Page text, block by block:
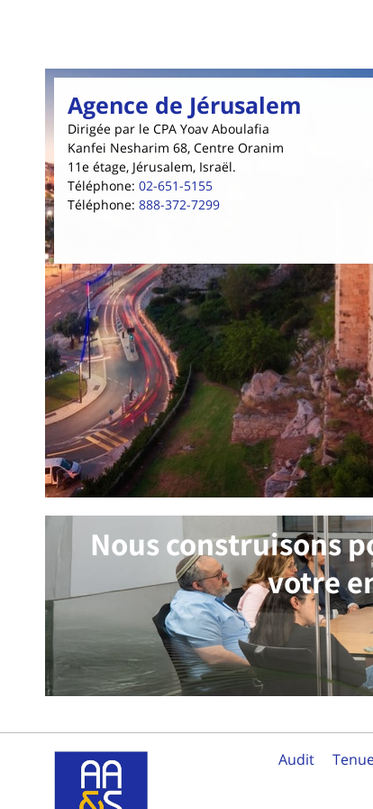
Agence de Jérusalem
Dirigée par le CPA Yoav Aboulafia
Kanfei Nesharim 68, Centre Oranim
11e étage, Jérusalem, Israël.
Téléphone: 02-651-5155
Téléphone: 888-372-7299
Nous construisons
votre
Audit